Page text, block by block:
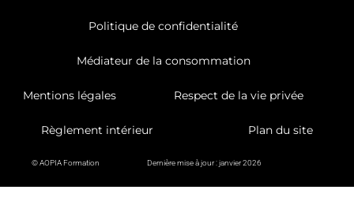
Politique de confidentialité
Médiateur de la consommation
Mentions légales Respect de la vie privée
Règlement intérieur Plan du site
© AOPIA Formation Dernière mise à jour : janvier 2026